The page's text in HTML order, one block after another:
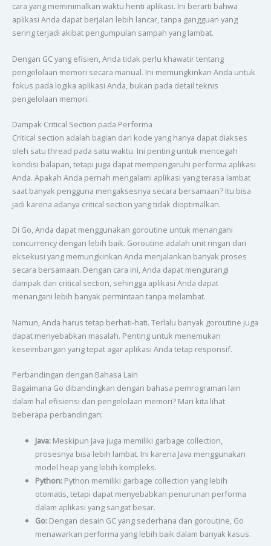
cara yang meminimalkan waktu henti aplikasi. Ini berarti bahwa
aplikasi Anda dapat berjalan lebih lancar, tanpa gangguan yang
sering terjadi akibat pengumpulan sampah yang lambat.
Dengan GC yang efisien, Anda tidak perlu khawatir tentang
pengelolaan memori secara manual. Ini memungkinkan Anda untuk
fokus pada logika aplikasi Anda, bukan pada detail teknis
pengelolaan memori.
Dampak Critical Section pada Performa
Critical section adalah bagian dari kode yang hanya dapat diakses
oleh satu thread pada satu waktu. Ini penting untuk mencegah
kondisi balapan, tetapi juga dapat mempengaruhi performa aplikasi
Anda. Apakah Anda pernah mengalami aplikasi yang terasa lambat
saat banyak pengguna mengaksesnya secara bersamaan? Itu bisa
jadi karena adanya critical section yang tidak dioptimalkan.
Di Go, Anda dapat menggunakan goroutine untuk menangani
concurrency dengan lebih baik. Goroutine adalah unit ringan dari
eksekusi yang memungkinkan Anda menjalankan banyak proses
secara bersamaan. Dengan cara ini, Anda dapat mengurangi
dampak dari critical section, sehingga aplikasi Anda dapat
menangani lebih banyak permintaan tanpa melambat.
Namun, Anda harus tetap berhati-hati. Terlalu banyak goroutine juga
dapat menyebabkan masalah. Penting untuk menemukan
keseimbangan yang tepat agar aplikasi Anda tetap responsif.
Perbandingan dengan Bahasa Lain
Bagaimana Go dibandingkan dengan bahasa pemrograman lain
dalam hal efisiensi dan pengelolaan memori? Mari kita lihat
beberapa perbandingan:
Java:Meskipun Java juga memiliki garbage collection,
prosesnya bisa lebih lambat. Ini karena Java menggunakan
model heap yang lebih kompleks.
Python:Python memiliki garbage collection yang lebih
otomatis, tetapi dapat menyebabkan penurunan performa
dalam aplikasi yang sangat besar.
Go:Dengan desain GC yang sederhana dan goroutine, Go
menawarkan performa yang lebih baik dalam banyak kasus.